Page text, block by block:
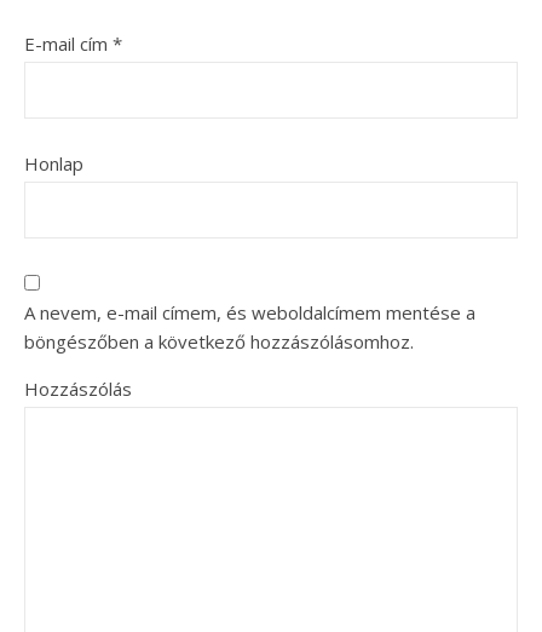
E-mail cím *
Honlap
A nevem, e-mail címem, és weboldalcímem mentése a
böngészőben a következő hozzászólásomhoz.
Hozzászólás